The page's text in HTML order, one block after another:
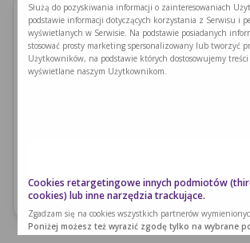
Organizatorzy
Poradnia Chorób Metabolicznych w Krakowie
Data wydarzenia
Studio KUlinarne Kreacje ul. Limanowskiego 17,
(wejście od ul.Józefińskiej 30)
Służą do pozyskiwania informacji o zainteresowaniach
podstawie informacji dotyczących korzystania z Serwisu i
wyświetlanych w Serwisie. Na podstawie posiadanych
stosować prosty marketing spersonalizowany lub tworzyć
Użytkowników, na podstawie których dostosowujemy
wyświetlane naszym Użytkownikom.
Cookies retargetingowe innych podmiotów
cookies) lub inne narzędzia trackujące.
Zgadzam się na cookies wszystkich partnerów
Poniżej możesz też wyrazić zgodę tylko na wybrane
zostać użyte przez naszych partnerów reklamowych